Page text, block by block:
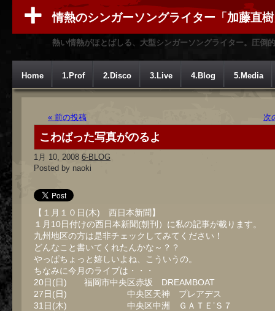
情熱のシンガーソングライター「加藤直
熱い情熱がほとばしる、大型シンガーソングライター。圧倒
Home 1.Prof 2.Disco 3.Live 4.Blog 5.Media
« 前の投稿 次
こわばった写真がのるよ
1月 10, 2008 6-BLOG
Posted by naoki
【１月１０日(木) 西日本新聞】
１月10日付けの西日本新聞(朝刊）に私の記事が載ります。
九州地区の方は是非チェックしてみてください！
どんなこと書いてくれたんかな～？？
やっぱちょっと嬉しいよね、こういうの。
ちなみに今月のライブは・・・
20日(日) 福岡市中央区赤坂 DREAMBOAT
27日(日) 中央区天神 プレアデス
31日(木) 中央区中洲 ＧＡＴＥ’Ｓ７